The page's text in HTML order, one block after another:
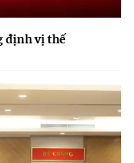
định vị thế